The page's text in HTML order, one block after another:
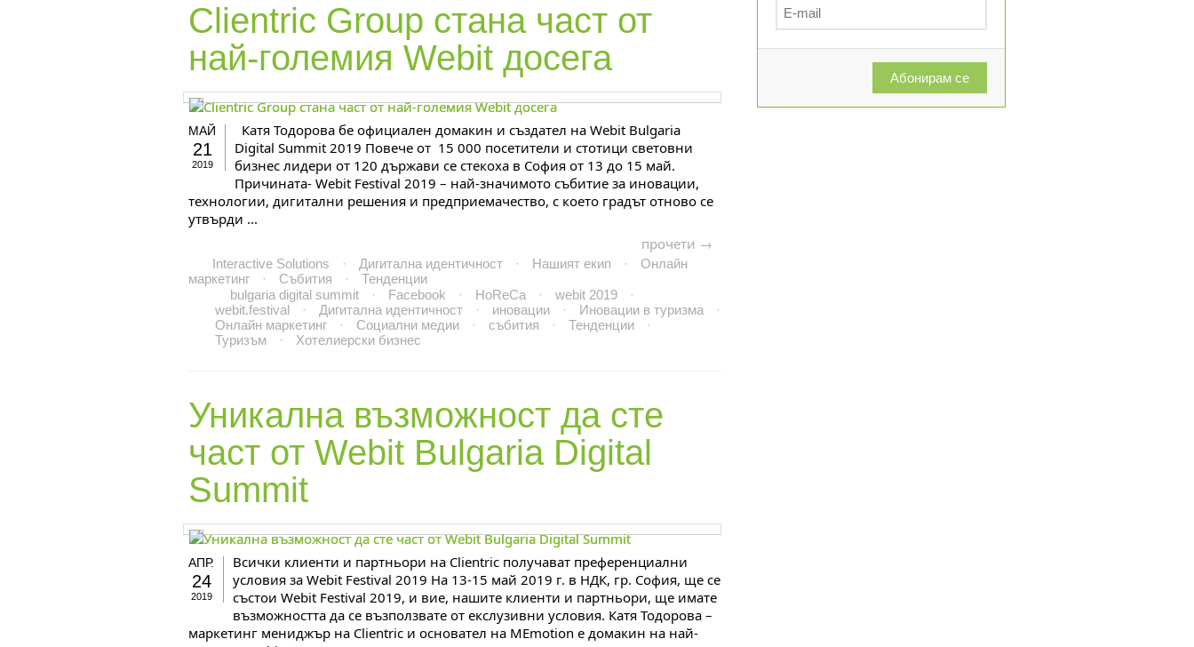
Clientric Group стана част от
най-големия Webit досега
МАЙ
21
2019
Катя Тодорова бе официален домакин и създател на Webit Bulgaria
Digital Summit 2019 Повече от 15 000 посетители и стотици световни
бизнес лидери от 120 държави се стекоха в София от 13 до 15 май.
Причината- Webit Festival 2019 – най-значимото събитие за иновации,
технологии, дигитални решения и предприемачество, с което градът отново се
утвърди ...
прочети →
Interactive Solutions · Дигитална идентичност · Нашият екип ·
Онлайн
маркетинг
· Събития ·
Тенденции
bulgaria digital summit
· Facebook · HoReCa · webit 2019
·
webit.festival
· Дигитална идентичност · иновации · Иновации в туризма
·
Онлайн маркетинг
· Социални медии · събития · Тенденции
·
Туризъм
· Хотелиерски бизнес
Уникална възможност да сте
част от Webit Bulgaria Digital
Summit
АПР.
24
2019
Всички клиенти и партньори на Clientric получават преференциални
условия за Webit Festival 2019 На 13-15 май 2019 г. в НДК, гр. София, ще се
състои Webit Festival 2019, и вие, нашите клиенти и партньори, ще имате
възможността да се възползвате от екслузивни условия. Катя Тодорова –
маркетинг мениджър на Clientric и основател на MEmotion е домакин на най-
Абонирам се